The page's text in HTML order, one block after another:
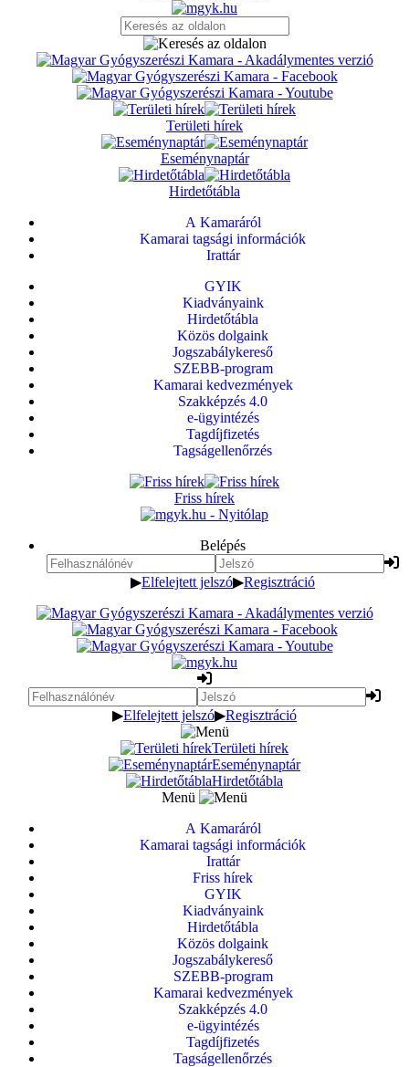
Területi hírek
Eseménynaptár
Hirdetőtábla
A Kamaráról
Kamarai tagsági információk
Irattár
GYIK
Kiadványaink
Hirdetőtábla
Közös dolgaink
Jogszabálykereső
SZEBB-program
Kamarai kedvezmények
Szakképzés 4.0
e-ügyintézés
Tagdíjfizetés
Tagságellenőrzés
Friss hírek
Belépés
▶Elfelejtett jelszó▶Regisztráció
▶Elfelejtett jelszó▶Regisztráció
Területi hírek
Eseménynaptár
Hirdetőtábla
Menü
A Kamaráról
Kamarai tagsági információk
Irattár
Friss hírek
GYIK
Kiadványaink
Hirdetőtábla
Közös dolgaink
Jogszabálykereső
SZEBB-program
Kamarai kedvezmények
Szakképzés 4.0
e-ügyintézés
Tagdíjfizetés
Tagságellenőrzés